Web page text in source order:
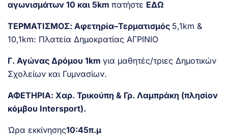
αγωνισμάτων 10 και 5km πατήστε ΕΔΩ
ΤΕΡΜΑΤΙΣΜΟΣ: Αφετηρία–Τερματισμός 5,1km &
10,1km: Πλατεία Δημοκρατίας ΑΓΡΙΝΙΟ
Γ. Αγώνας Δρόμου 1km για μαθητές/τριες Δημοτικών
Σχολείων και Γυμνασίων.
ΑΦΕΤΗΡΙΑ: Χαρ. Τρικούπη & Γρ. Λαμπράκη (πλησίον
κόμβου Intersport).
Ώρα εκκίνησης10:45π.μ